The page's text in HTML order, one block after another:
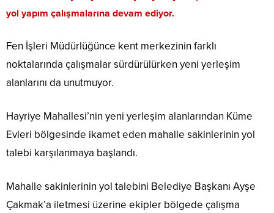
yol yapım çalışmalarına devam ediyor.
Fen İşleri Müdürlüğünce kent merkezinin farklı
noktalarında çalışmalar sürdürülürken yeni yerleşim
alanlarını da unutmuyor.
Hayriye Mahallesi’nin yeni yerleşim alanlarından Küme
Evleri bölgesinde ikamet eden mahalle sakinlerinin yol
talebi karşılanmaya başlandı.
Mahalle sakinlerinin yol talebini Belediye Başkanı Ayşe
Çakmak’a iletmesi üzerine ekipler bölgede çalışma